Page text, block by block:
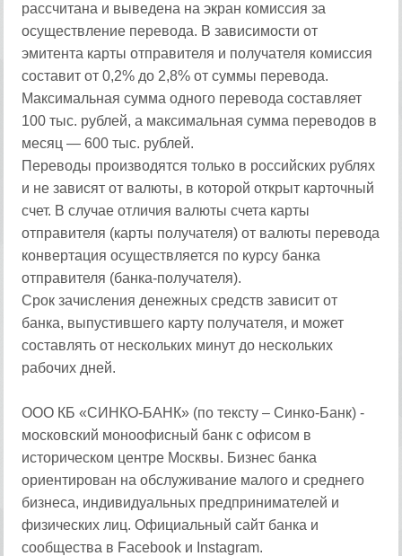
рассчитана и выведена на экран комиссия за
осуществление перевода. В зависимости от
эмитента карты отправителя и получателя комиссия
составит от 0,2% до 2,8% от суммы перевода.
Максимальная сумма одного перевода составляет
100 тыс. рублей, а максимальная сумма переводов в
месяц — 600 тыс. рублей.
Переводы производятся только в российских рублях
и не зависят от валюты, в которой открыт карточный
счет. В случае отличия валюты счета карты
отправителя (карты получателя) от валюты перевода
конвертация осуществляется по курсу банка
отправителя (банка-получателя).
Срок зачисления денежных средств зависит от
банка, выпустившего карту получателя, и может
составлять от нескольких минут до нескольких
рабочих дней.
ООО КБ «СИНКО-БАНК» (по тексту – Синко-Банк) -
московский моноофисный банк с офисом в
историческом центре Москвы. Бизнес банка
ориентирован на обслуживание малого и среднего
бизнеса, индивидуальных предпринимателей и
физических лиц. Официальный сайт банка и
сообщества в Facebook и Instagram.